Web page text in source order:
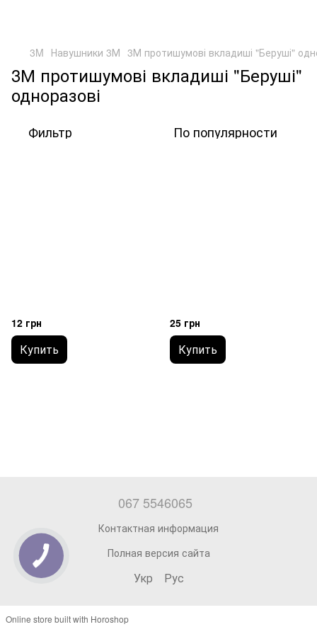
3M Навушники 3М 3М протишумові вкладиші "Беруші"
3М протишумові вкладиші "Беруші"
одноразові
Фильтр По популярности
12 грн
Купить
25 грн
Купить
067 5546065
Контактная информация
Полная версия сайта
Укр Рус
Online store built with Horoshop